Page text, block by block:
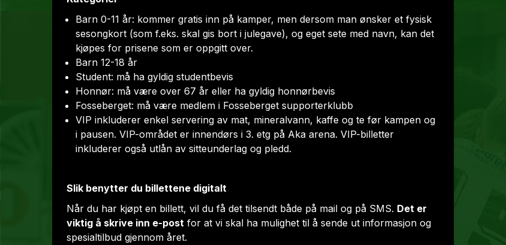
Barn 0-11 år: kommer gratis inn på kamper, men dersom man ønsker et fysisk
sesongkort (som f.eks. skal gis bort i julegave), og eget sete med navn, kan det
kjøpes for prisene som er oppgitt over.
Barn 12-18 år
Student: må ha gyldig studentbevis
Honnør: må være over 67 år eller ha gyldig honnørbevis
Fosseberget: må være medlem i Fosseberget supporterklubb
VIP inkluderer enkel servering av mat, mineralvann, kaffe og te før kampen og
i pausen. VIP-området er innendørs i 3. etg på Aka arena. VIP-billetter
inkluderer også utlån av sitteunderlag og pledd.
Slik benytter du billettene digitalt
Når du har kjøpt en billett, vil du få det tilsendt både på mail og på SMS. Det er
viktig å skrive inn e-post for at vi skal ha mulighet til å sende ut informasjon og
spesialtilbud gjennom året.